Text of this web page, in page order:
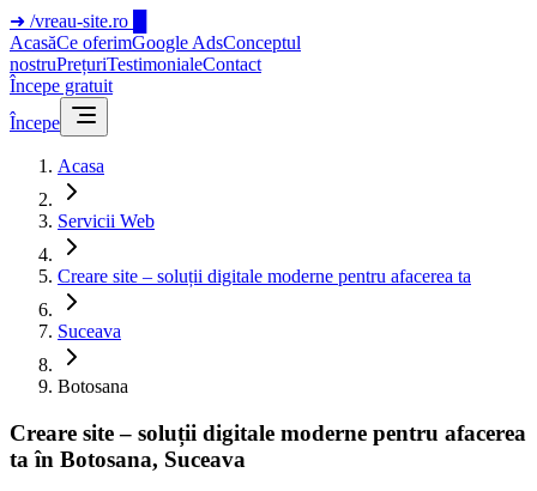
➜ /vreau-site.ro
AcasăCe oferimGoogle AdsConceptul
nostruPrețuriTestimonialeContact
Începe gratuit
Începe
Acasa
Servicii Web
Creare site – soluții digitale moderne pentru afacerea ta
Suceava
Botosana
Creare site – soluții digitale moderne pentru afacerea
ta în Botosana, Suceava